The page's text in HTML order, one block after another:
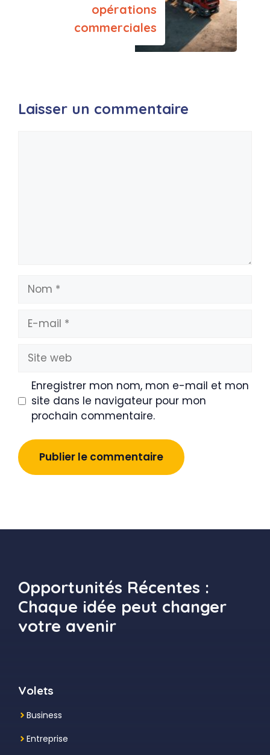
opérations
commerciales
Laisser un commentaire
Nom
mail
Site
web
Enregistrer mon nom, mon e-mail et mon
site dans le navigateur pour mon
prochain commentaire.
Opportunités Récentes :
Chaque idée peut changer
votre avenir
Volets
Business
Entreprise